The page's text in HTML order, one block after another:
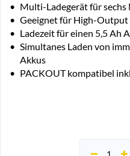
• Multi-Ladegerät für
• Geeignet für High-Output
• Ladezeit für einen 5,5 Ah
• Simultanes Laden von
Akkus
• PACKOUT kompatibel